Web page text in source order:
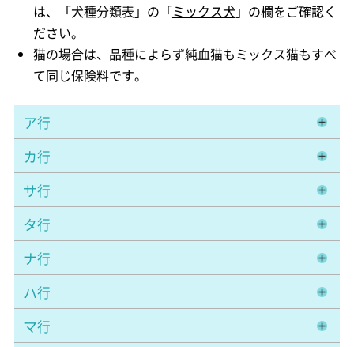
は、「犬種分類表」の「ミックス犬 」の欄をご確認く
ださい。
猫の場合は、品種によらず純血猫もミックス猫もすべ
て同じ保険料です。
ア行
カ行
サ行
タ行
ナ行
ハ行
マ行